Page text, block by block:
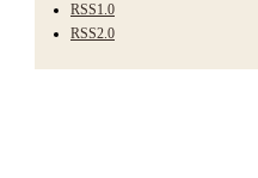
RSS1.0
RSS2.0